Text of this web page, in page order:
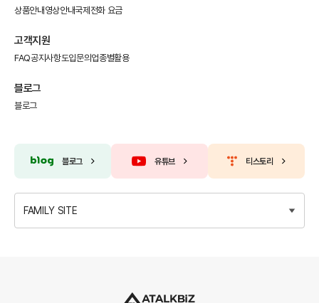
상품안내 영상안내국제전화 요금
고객지원
FAQ공지사항도입문의 업종별활용
블로그
블로그
블로그 유튜브 티스토리
FAMILY SITE